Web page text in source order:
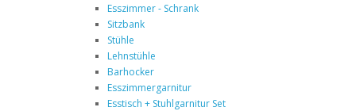
Esszimmer - Schrank
Sitzbank
Stühle
Lehnstühle
Barhocker
Esszimmergarnitur
Esstisch + Stuhlgarnitur Set